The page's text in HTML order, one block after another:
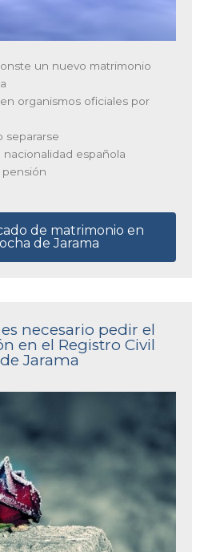
un nuevo matrimonio
organismos oficiales por
separarse
nacionalidad española
pensión
de matrimonio en
de Jarama
necesario pedir el
en el Registro Civil
Jarama